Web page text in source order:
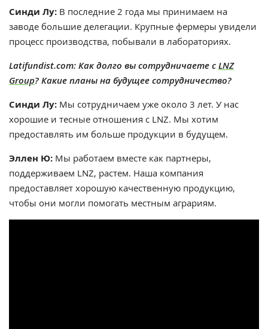
Синди Лу: В последние 2 года мы принимаем на
заводе большие делегации. Крупные фермеры увидели
процесс производства, побывали в лабораториях.
Latifundist.com: Как долго вы сотрудничаете сLNZ
Group? Какие планы на будущее сотрудничество?
Синди Лу: Мы сотрудничаем уже около 3 лет. У нас
хорошие и тесные отношения с LNZ. Мы хотим
предоставлять им больше продукции в будущем.
Эллен Ю: Мы работаем вместе как партнеры,
поддерживаем LNZ, растем. Наша компания
предоставляет хорошую качественную продукцию,
чтобы они могли помогать местным аграриям.